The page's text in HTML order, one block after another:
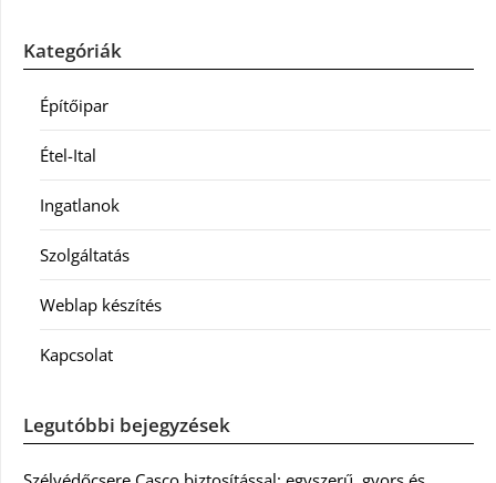
Kategóriák
Építőipar
Étel-Ital
Ingatlanok
Szolgáltatás
Weblap készítés
Kapcsolat
Legutóbbi bejegyzések